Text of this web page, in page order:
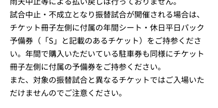
試合中止・不成立となり振替試合が開催される場合は、
チケット冊子左側に付属の年間シート・休日平日パック
予備券（「S」と記載のあるチケット）をご持参くださ
い。年間で購入いただいている駐車券も同様にチケット
冊子左側に付属の予備券をご持参ください。
また、対象の振替試合と異なるチケットではご入場いた
だけませんのでご注意ください。